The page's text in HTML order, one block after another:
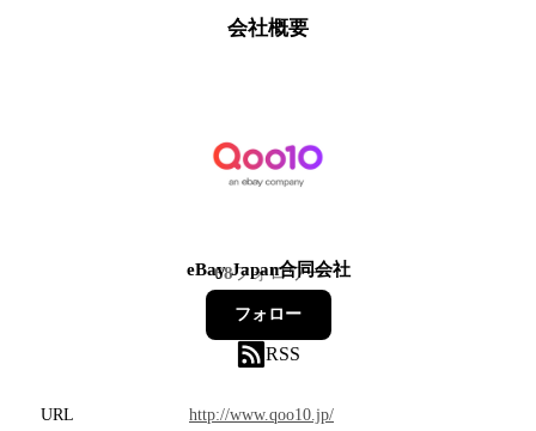
会社概要
eBay Japan合同会社
68フォロワー
フォロー
RSS
URL
http://www.qoo10.jp/